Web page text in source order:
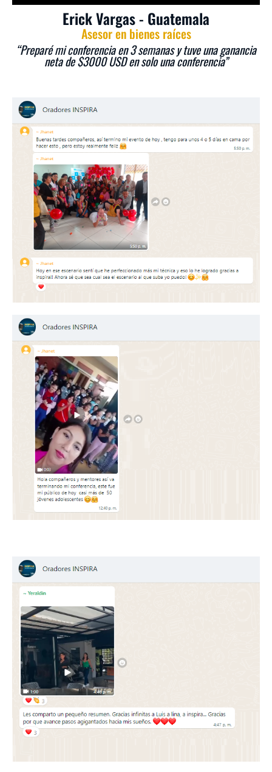
Erick Vargas - Guatemala
Asesor en bienes raíces
“Preparé mi conferencia en 3 semanas y tuve una ganancia
neta de $3000 USD en solo una conferencia”